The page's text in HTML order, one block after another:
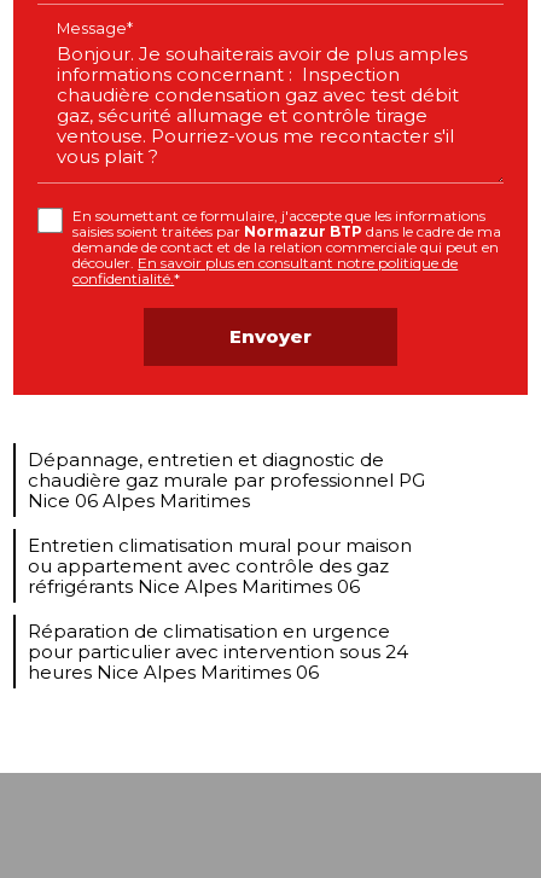
Message*
En soumettant ce formulaire, j'accepte que les informations
saisies soient traitées par Normazur BTP dans le cadre de ma
demande de contact et de la relation commerciale qui peut en
découler. En savoir plus en consultant notre politique de
confidentialité.*
Dépannage, entretien et diagnostic de
chaudière gaz murale par professionnel PG
Nice 06 Alpes Maritimes
Entretien climatisation mural pour maison
ou appartement avec contrôle des gaz
réfrigérants Nice Alpes Maritimes 06
Réparation de climatisation en urgence
pour particulier avec intervention sous 24
heures Nice Alpes Maritimes 06